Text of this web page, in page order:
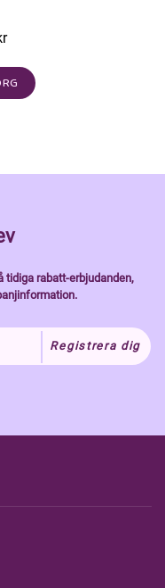
tidiga rabatt-erbjudanden,
Registrera dig